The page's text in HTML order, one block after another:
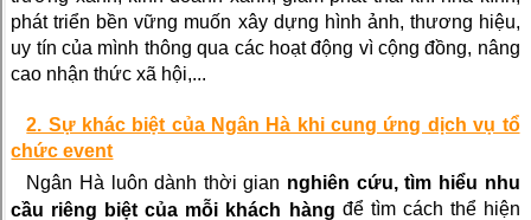
phát triển bền vững muốn xây dựng hình ảnh, thương hiệu,
uy tín của mình thông qua các hoạt động vì cộng đồng, nâng
cao nhận thức xã hội,...
2. Sự khác biệt của Ngân Hà khi cung ứng dịch vụ tổ
chức event
Ngân Hà luôn dành thời gian nghiên cứu, tìm hiểu nhu
cầu riêng biệt của mỗi khách hàng để tìm cách thể hiện